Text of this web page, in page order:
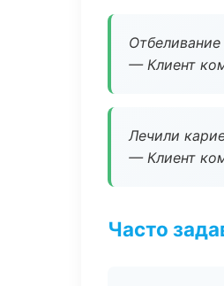
— Клиент
Лечили
— Клиент
Часто